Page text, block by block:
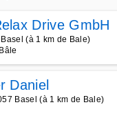
Drive GmbH
(à 1 km de Bale)
Daniel
Basel (à 1 km de Bale)